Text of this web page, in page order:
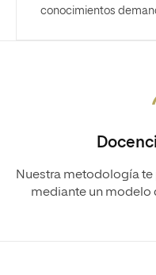
conocimientos
Nuestra metodología
mediante un modelo